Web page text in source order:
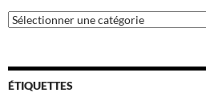
Catégories
ÉTIQUETTES